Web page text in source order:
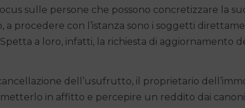
sulle persone che possono concretizzare la
a procedere con l’istanza sono i soggetti
a loro, infatti, la richiesta di aggiornamento
dell’usufrutto, il proprietario
metterlo in affitto e percepire un reddito dai